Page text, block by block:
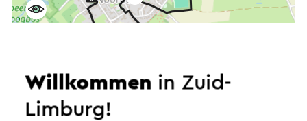
Willkommen in Zuid-
Limburg!